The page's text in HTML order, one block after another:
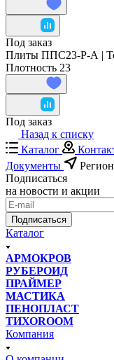
Под заказ
Плиты ППС23-Р-А |
Плотность 23
Под заказ
Назад к списку
Каталог
Документы
Регион
Подписаться
на новости и акции
Подписаться
Каталог
АРМОКРОВ
РУБЕРОИД
ПРАЙМЕР
МАСТИКА
ПЕНОПЛАСТ
ТИХОROOM
Компания